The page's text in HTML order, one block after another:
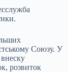
Союзу. У
розвиток